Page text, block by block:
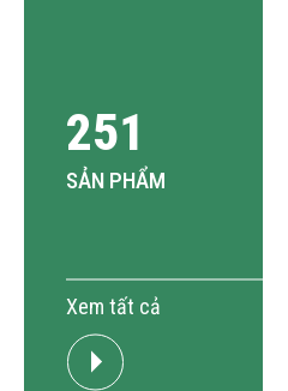
251
SẢN PHẨM
Xem tất cả